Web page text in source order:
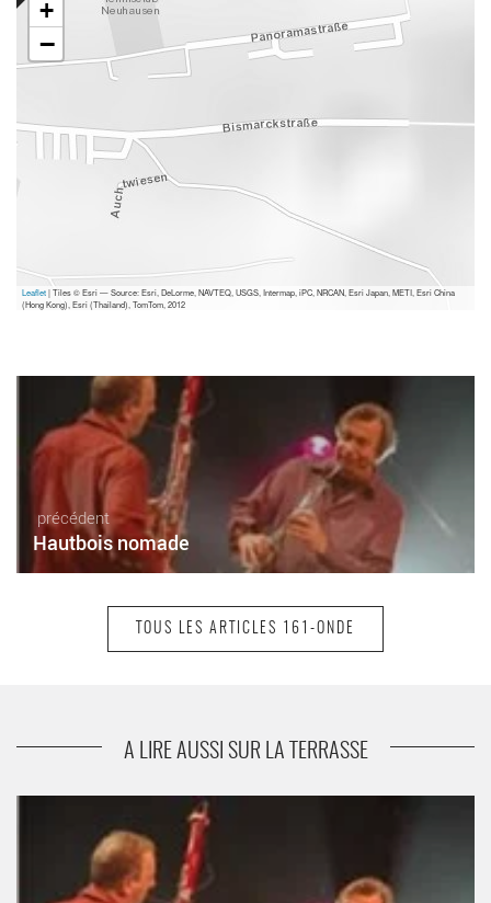
+
−
Leaflet| Tiles © Esri — Source: Esri, DeLorme, NAVTEQ, USGS, Intermap, iPC, NRCAN, Esri Japan, METI, Esri China
(Hong Kong), Esri (Thailand), TomTom, 2012
précédent
Hautbois nomade
Sceaux Jazz
TOUS LES ARTICLES 161-ONDE
A LIRE AUSSI SUR LA TERRASSE
Hautbois nomade - Critique sortie Jazz / Musiques